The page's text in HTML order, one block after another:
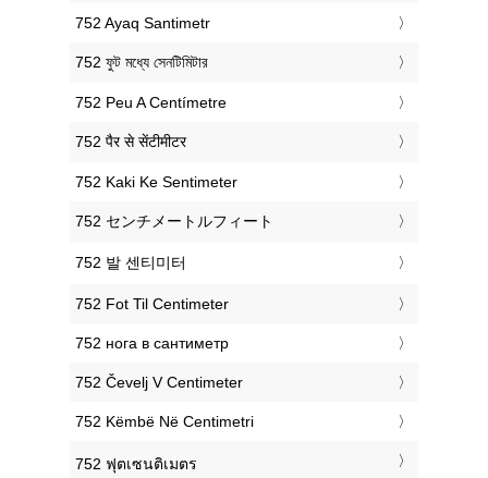
‎752 Ayaq Santimetr
‎752 ফুট মধ্যে সেনটিমিটার
‎752 Peu A Centímetre
‎752 पैर से सेंटीमीटर
‎752 Kaki Ke Sentimeter
‎752 センチメートルフィート
‎752 발 센티미터
‎752 Fot Til Centimeter
‎752 нога в сантиметр
‎752 Čevelj V Centimeter
‎752 Këmbë Në Centimetri
‎752 ฟุตเซนติเมตร